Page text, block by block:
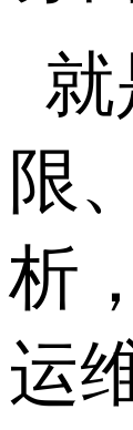
就
限
析
运